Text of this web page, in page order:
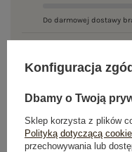
Do darmowej dostawy
100 dni na zwrot
OPIS PRODUKTU
Konfiguracja zgód
Dbamy o Twoją
Sklep korzysta z plików
Polityką dotyczącą
przechowywania lub